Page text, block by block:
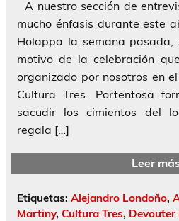
A nuestro sección de
mucho énfasis durante este
Holappa la semana pasada,
motivo de la celebración
organizado por nosotros en
Cultura Tres. Portentosa
sacudir los cimientos del
regala […]
Leer
Etiquetas: Alejandro Londoño,
Martiny, Cultura Tres, Devouter